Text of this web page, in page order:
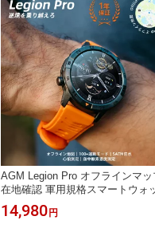
AGM Legion Pro オフラインマッ
在地確認 軍用規格スマートウォ
MIL-STD-810H耐衝撃 5ATM防水
インチAMOLED Bluetooth通話
14,980円